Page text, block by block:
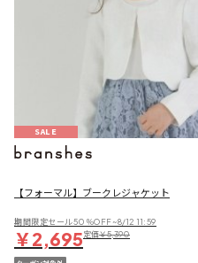
SALE
【フォーマル】ブークレジャケット
期間限定セール50％OFF~8/12 11:59
￥2,695定価￥5,390